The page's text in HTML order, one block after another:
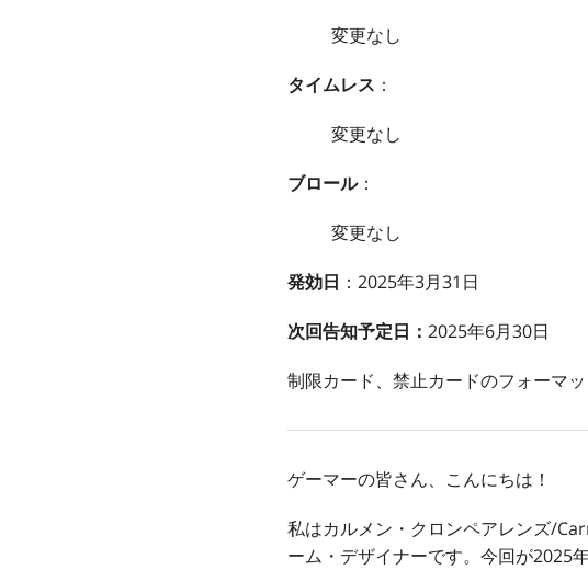
変更なし
タイムレス ：
変更なし
ブロール：
変更なし
発効日 ：2025年3月31日
次回告知予定日： 2025年6月30日
制限カード、禁止カードのフォーマ
ゲーマーの皆さん、こんにちは！
私はカルメン・クロンペアレンズ/
ーム・デザイナーです。今回が2025